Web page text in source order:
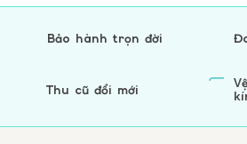
Bảo hành trọn đời
Thu cũ đổi mới